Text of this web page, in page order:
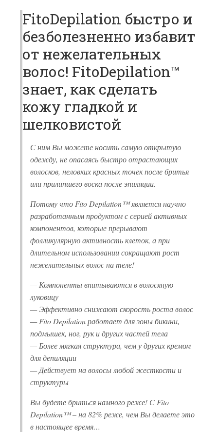
FitoDepilation быстро и
безболезненно избавит
от нежелательных
волос! FitoDepilation™
знает, как сделать
кожу гладкой и
шелковистой
С ним Вы можете носить самую открытую
одежду, не опасаясь быстро отрастающих
волосков, неловких красных точек после бритья
или прилипшего воска после эпиляции.
Потому что Fito Depilation™ является научно
разработанным продуктом с серией активных
компонентов, которые прерывают
фолликулярную активность клеток, а при
длительном использовании сокращают рост
нежелательных волос на теле!
— Компоненты впитываются в волосяную
луковицу
— Эффективно снижают скорость роста волос
— Fito Depilation работает для зоны бикини,
подмышек, ног, рук и других частей тела
— Более мягкая структура, чем у других кремом
для депиляции
— Действует на волосы любой жесткости и
структуры
Вы будете бриться намного реже! С Fito
Depilation™ – на 82% реже, чем Вы делаете это
в настоящее время…